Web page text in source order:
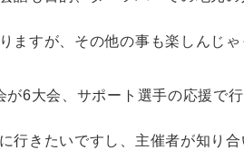
ますが、その他の事も楽しんじ
6大会、サポート選手の応援で
行きたいですし、主催者が知り